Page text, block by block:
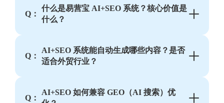
Q：
什么是易营宝 AI+SEO 系统？核心价值是
什么？
Q：
AI+SEO 系统能自动生成哪些内容？是否
适合外贸行业？
Q：
AI+SEO 如何兼容 GEO（AI 搜索）优